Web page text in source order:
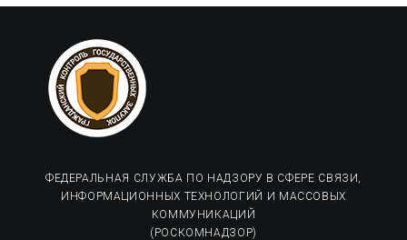
ФЕДЕРАЛЬНАЯ СЛУЖБА ПО НАДЗОРУ В СФЕРЕ СВЯЗИ,
ИНФОРМАЦИОННЫХ ТЕХНОЛОГИЙ И МАССОВЫХ
КОММУНИКАЦИЙ
(РОСКОМНАДЗОР)